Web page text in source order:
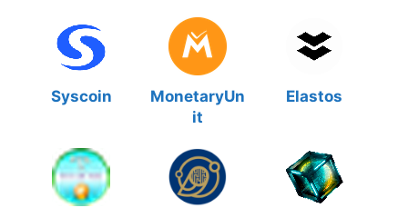
Syscoin
MonetaryUn
it
Elastos